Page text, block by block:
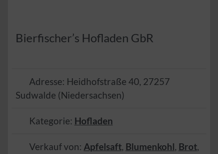
Bierfischer’s Hofladen GbR
Adresse: Heidhofstraße 40, 27257
Sudwalde (Niedersachsen)
Kategorie: Hofladen
Verkauf von: Apfelsaft, Blumenkohl, Brot,